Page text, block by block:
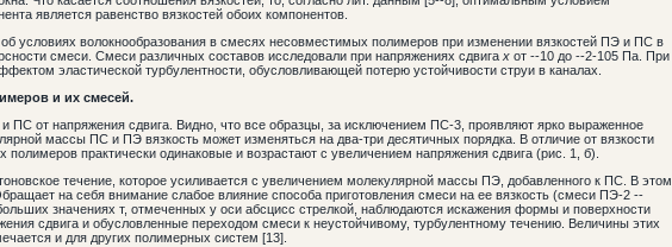
является равенство вязкостей обоих компонентов.
условиях волокнообразования в смесях несовместимых полимеров при изменении вязкостей ПЭ и ПС в
смеси. Смеси различных составов исследовали при напряжениях сдвига х от --10 до --2-105 Па. При
эластической турбулентности, обусловливающей потерю устойчивости струи в каналах.
и их смесей.
ПС от напряжения сдвига. Видно, что все образцы, за исключением ПС-3, проявляют ярко выраженное
массы ПС и ПЭ вязкость может изменяться на два-три десятичных порядка. В отличие от вязкости
практически одинаковые и возрастают с увеличением напряжения сдвига (рис. 1, б).
течение, которое усиливается с увеличением молекулярной массы ПЭ, добавленного к ПС. В этом
на себя внимание слабое влияние способа приготовления смеси на ее вязкость (смеси ПЭ-2 --
значениях т, отмеченных у оси абсцисс стрелкой, наблюдаются искажения формы и поверхности
сдвига и обусловленные переходом смеси к неустойчивому, турбулентному течению. Величины этих
и для других полимерных систем [13].